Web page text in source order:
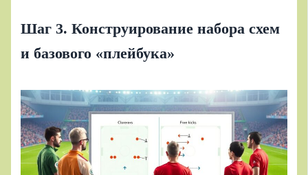
Шаг 3. Конструирование набора схем
и базового «плейбука»